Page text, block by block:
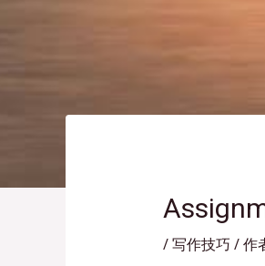
/写作技巧 / 作